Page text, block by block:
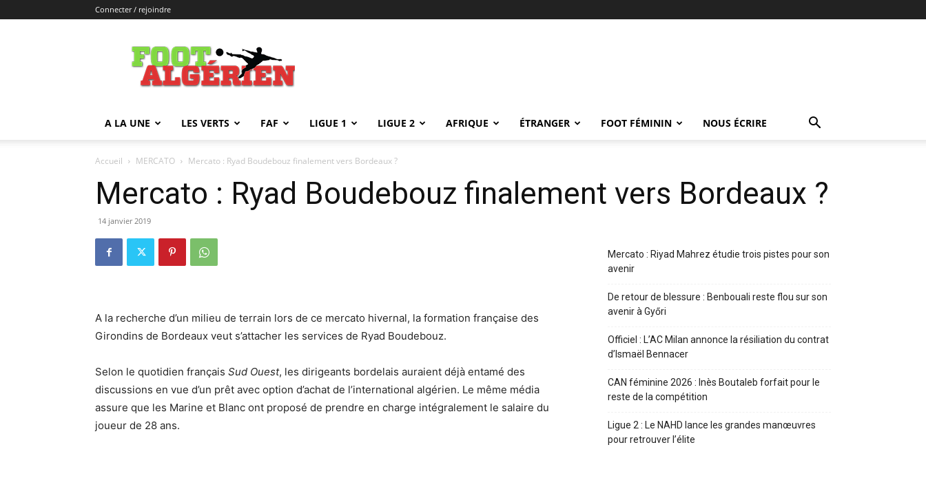
Connecter / rejoindre
FOOTALGERIEN
A LA UNE LES VERTS FAF LIGUE 1 LIGUE 2 AFRIQUE ÉTRANGER FOOT FÉMININ NOUS ÉCRIRE
Accueil MERCATO Mercato : Ryad Boudebouz finalement vers Bordeaux ?
Mercato : Ryad Boudebouz finalement vers Bordeaux ?
14 janvier 2019
A la recherche d’un milieu de terrain lors de ce mercato hivernal, la formation française des
Girondins de Bordeaux veut s’attacher les services de Ryad Boudebouz.
Selon le quotidien français Sud Ouest, les dirigeants bordelais auraient déjà entamé des
discussions en vue d’un prêt avec option d’achat de l’international algérien. Le même média
assure que les Marine et Blanc ont proposé de prendre en charge intégralement le salaire du
joueur de 28 ans.
Mercato : Riyad Mahrez étudie trois pistes pour son
avenir
De retour de blessure : Benbouali reste flou sur son
avenir à Győri
Officiel : L’AC Milan annonce la résiliation du contrat
d’Ismaël Bennacer
CAN féminine 2026 : Inès Boutaleb forfait pour le
reste de la compétition
Ligue 2 : Le NAHD lance les grandes manœuvres
pour retrouver l’élite